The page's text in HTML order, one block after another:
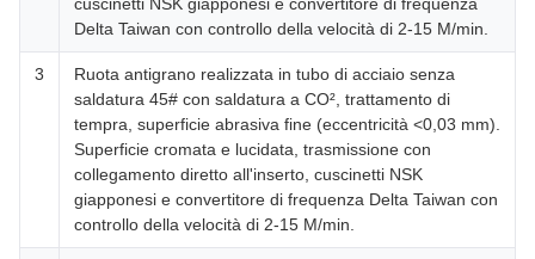
Delta Taiwan con controllo della velocità di 2-15 M/min.
3
Ruota antigrano realizzata in tubo di acciaio senza
saldatura 45# con saldatura a CO², trattamento di
tempra, superficie abrasiva fine (eccentricità <0,03 mm).
Superficie cromata e lucidata, trasmissione con
collegamento diretto all'inserto, cuscinetti NSK
giapponesi e convertitore di frequenza Delta Taiwan con
controllo della velocità di 2-15 M/min.